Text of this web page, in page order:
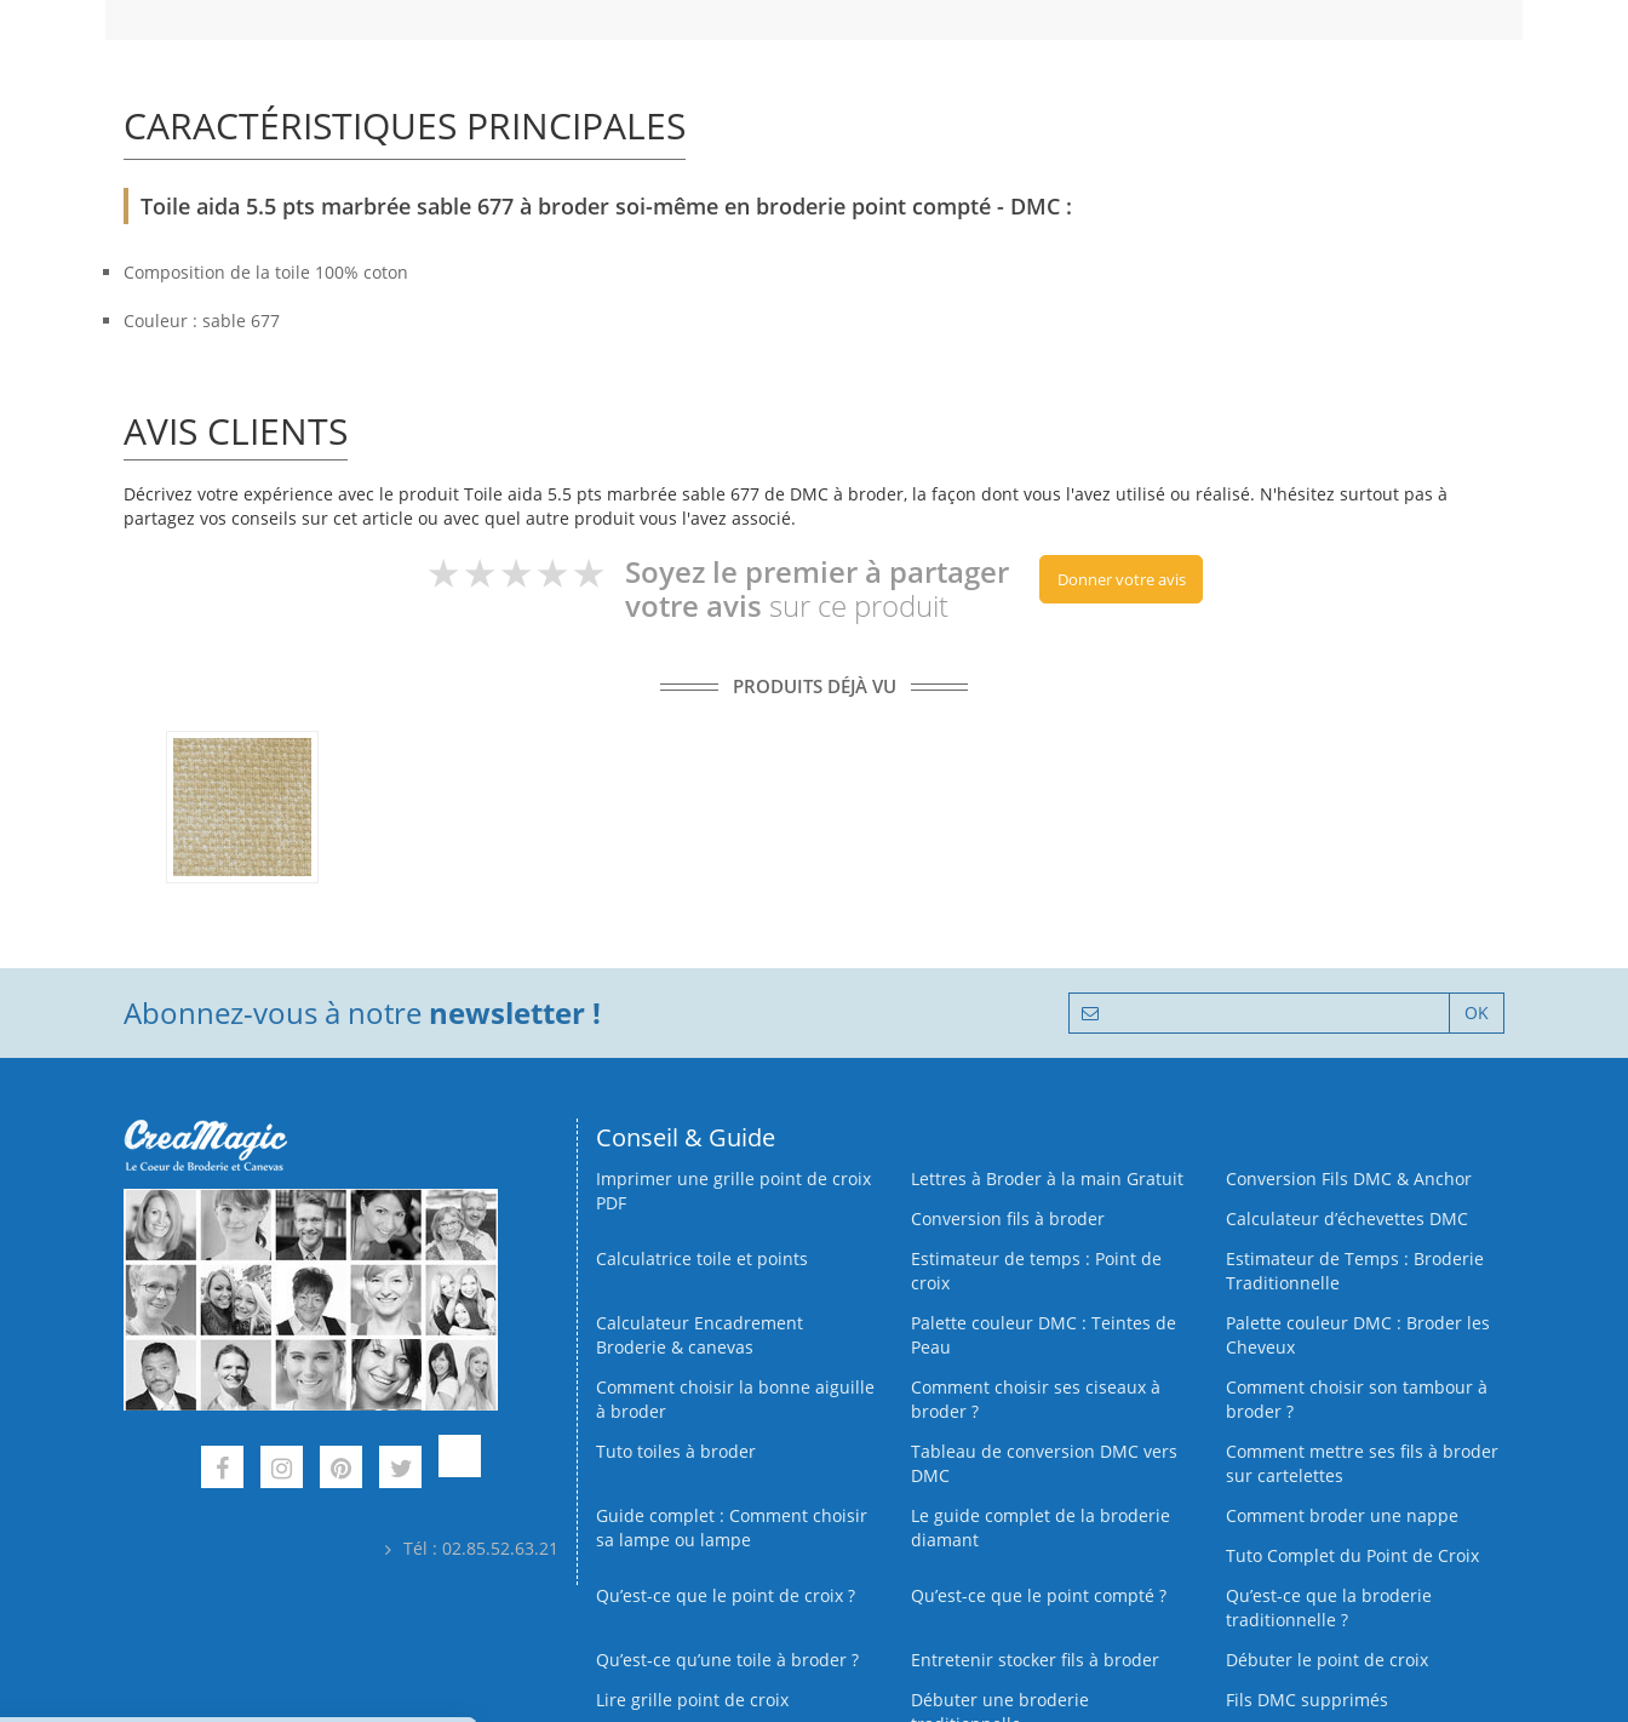
CARACTÉRISTIQUES PRINCIPALES
Toile aida 5.5 pts marbrée sable 677 à broder soi-même en broderie point compté - DMC :
Composition de la toile 100% coton
Couleur : sable 677
AVIS CLIENTS
Décrivez votre expérience avec le produit Toile aida 5.5 pts marbrée sable 677 de DMC à broder, la façon dont vous l'avez utilisé ou réalisé. N'hésitez surtout pas à
partagez vos conseils sur cet article ou avec quel autre produit vous l'avez associé.
Soyez le premier à partager
votre avis sur ce produit
Donner votre avis
PRODUITS DÉJÀ VU
Abonnez-vous à notre newsletter ! OK
Tél : 02.85.52.63.21
Conseil & Guide
Imprimer une grille point de croix
PDF
Lettres à Broder à la main Gratuit
Conversion Fils DMC & Anchor
Conversion fils à broder
Calculateur d’échevettes DMC
Calculatrice toile et points
Estimateur de temps : Point de
croix
Estimateur de Temps : Broderie
Traditionnelle
Calculateur Encadrement
Broderie & canevas
Palette couleur DMC : Teintes de
Peau
Palette couleur DMC : Broder les
Cheveux
Comment choisir la bonne aiguille
à broder
Comment choisir ses ciseaux à
broder ?
Comment choisir son tambour à
broder ?
Tuto toiles à broder
Tableau de conversion DMC vers
DMC
Comment mettre ses fils à broder
sur cartelettes
Guide complet : Comment choisir
sa lampe ou lampe
Le guide complet de la broderie
diamant
Comment broder une nappe
Tuto Complet du Point de Croix
Qu’est-ce que le point de croix ?
Qu’est-ce que le point compté ?
Qu’est-ce que la broderie
traditionnelle ?
Qu’est‑ce qu’une toile à broder ?
Entretenir stocker fils à broder
Débuter le point de croix
Lire grille point de croix
Débuter une broderie
Fils DMC supprimés